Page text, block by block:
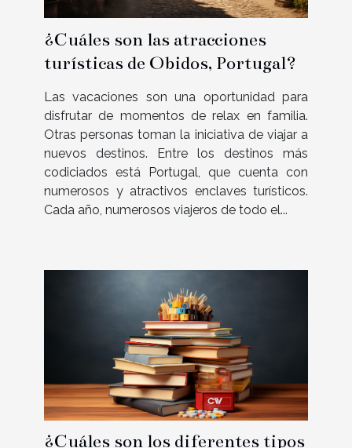
¿Cuáles son las atracciones
turísticas de Obidos, Portugal?
Las vacaciones son una oportunidad para
disfrutar de momentos de relax en familia.
Otras personas toman la iniciativa de viajar a
nuevos destinos. Entre los destinos más
codiciados está Portugal, que cuenta con
numerosos y atractivos enclaves turísticos.
Cada año, numerosos viajeros de todo el...
¿Cuáles son los diferentes tipos